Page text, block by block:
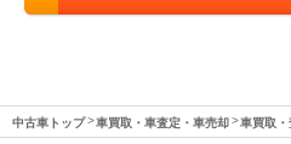
中古車トップ 車買取・車査定・車売却 車買取